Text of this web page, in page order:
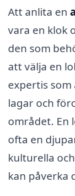
Att anlita en
vara en klok
den som
att välja en
expertis som
lagar och
området. En
ofta en
kulturella
kan påverka